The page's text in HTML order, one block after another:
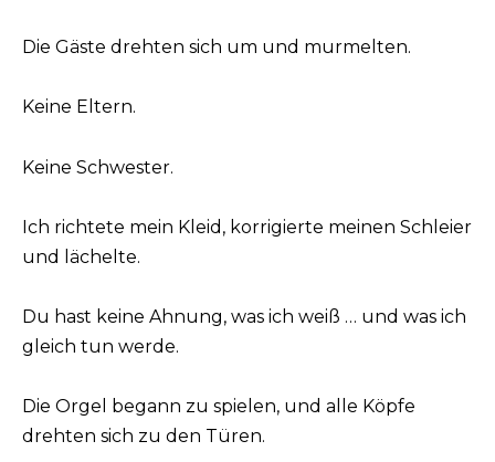
Die Gäste drehten sich um und murmelten.
Keine Eltern.
Keine Schwester.
Ich richtete mein Kleid, korrigierte meinen Schleier
und lächelte.
Du hast keine Ahnung, was ich weiß … und was ich
gleich tun werde.
Die Orgel begann zu spielen, und alle Köpfe
drehten sich zu den Türen.